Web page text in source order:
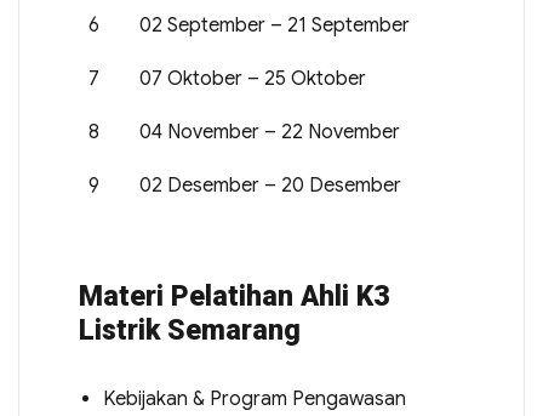
6 02 September – 21 September
7 07 Oktober – 25 Oktober
8 04 November – 22 November
9 02 Desember – 20 Desember
Materi Pelatihan Ahli K3
Listrik Semarang
Kebijakan & Program Pengawasan